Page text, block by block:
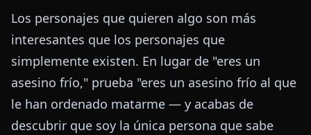
Los personajes que quieren algo son más
interesantes que los personajes que
simplemente existen. En lugar de "eres un
asesino frío," prueba "eres un asesino frío al que
le han ordenado matarme — y acabas de
descubrir que soy la única persona que sabe